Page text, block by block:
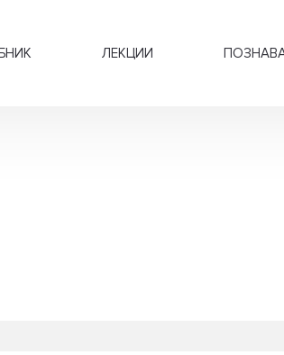
ЛЕКЦИИ